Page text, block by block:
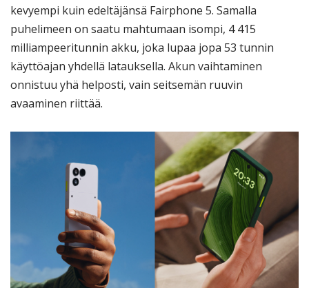
kevyempi kuin edeltäjänsä Fairphone 5. Samalla
puhelimeen on saatu mahtumaan isompi, 4 415
milliampeeritunnin akku, joka lupaa jopa 53 tunnin
käyttöajan yhdellä latauksella. Akun vaihtaminen
onnistuu yhä helposti, vain seitsemän ruuvin
avaaminen riittää.